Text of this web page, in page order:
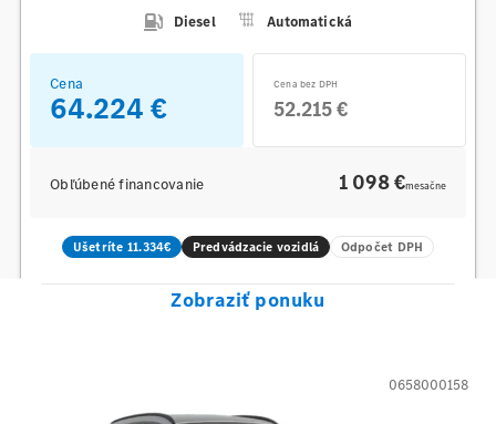
Diesel
Automatická
Cena
64.224 €
Cena bez DPH
52.215 €
Obľúbené financovanie 1 098 €mesačne
Ušetríte 11.334€ Predvádzacie vozidlá Odpočet DPH
Zobraziť ponuku
0658000158